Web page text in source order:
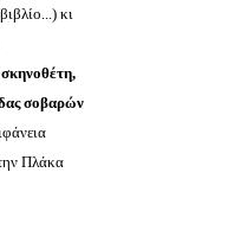
κι
σοβαρών
Πλάκα